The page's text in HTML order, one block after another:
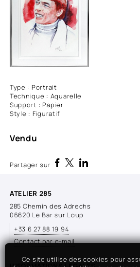
Type : Portrait
Technique : Aquarelle
Support : Papier
Style : Figuratif
Vendu
Partager sur
ATELIER 285
285 Chemin des Adrechs
06620 Le Bar sur Loup
+33 6 27 88 19 94
Contact par e-mail
Ce site utilise des cookies pour